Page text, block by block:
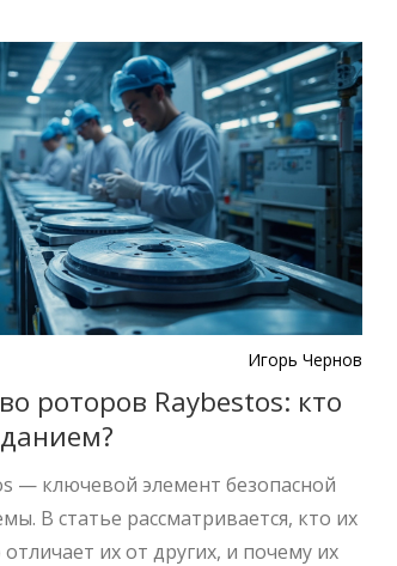
Игорь Чернов
роторов Raybestos: кто
— ключевой элемент безопасной
В статье рассматривается, кто их
их от других, и почему их